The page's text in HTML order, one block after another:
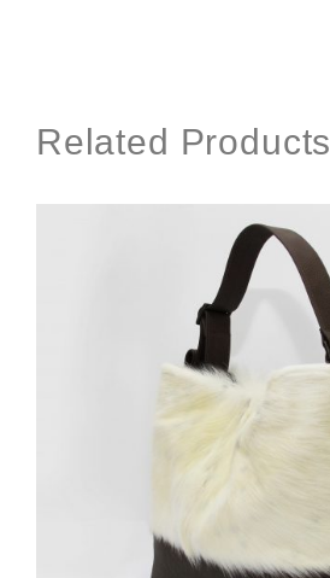
Related Products